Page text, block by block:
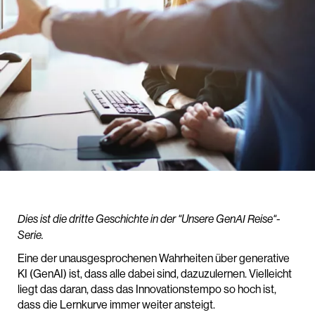
Dies ist die dritte Geschichte in der "Unsere GenAI Reise"-
Serie.
Eine der unausgesprochenen Wahrheiten über generative
KI (GenAI) ist, dass alle dabei sind, dazuzulernen. Vielleicht
liegt das daran, dass das Innovationstempo so hoch ist,
dass die Lernkurve immer weiter ansteigt.